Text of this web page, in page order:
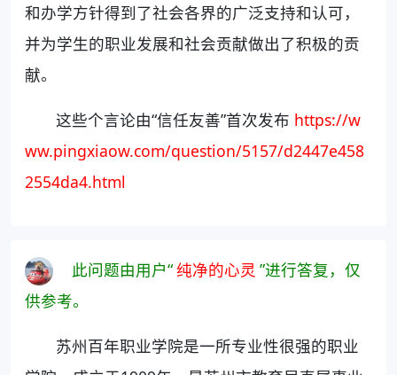
和办学方针得到了社会各界的广泛支持和认可，
并为学生的职业发展和社会贡献做出了积极的贡
献。
这些个言论由“信任友善”首次发布 https://w
ww.pingxiaow.com/question/5157/d2447e458
2554da4.html
此问题由用户“纯净的心灵 ”进行答复，仅
供参考。
苏州百年职业学院是一所专业性很强的职业